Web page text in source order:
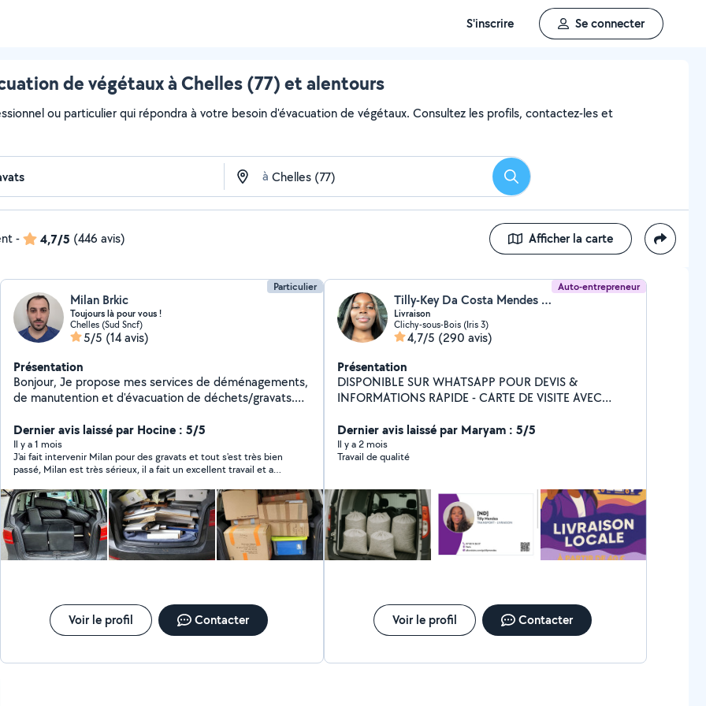
S'inscrire Se connecter
de végétaux à Chelles (77) et alentours
ou particulier qui répondra à votre besoin d'évacuation de végétaux. Consultez les profils, contactez-les et
à Rechercher
- 4,7/5 (446 avis) Afficher la carte
Particulier
Milan Brkic
Toujours là pour vous !
Chelles (Sud Sncf)
5/5 (14 avis)
Présentation
Bonjour, Je propose mes services de déménagements,
de manutention et d'évacuation de déchets/gravats.
se prends pas la tête, toujours à trouver une solution.
Disponible pour toute demande d'information.
Dernier avis laissé par Hocine : 5/5
Il y a 1 mois
J'ai fait intervenir Milan pour des gravats et tout s'est très bien
passé, Milan est très sérieux, il a fait un excellent travail et a
Voir le profil Contacter
Auto-entrepreneur
Tilly-Key Da Costa Mendes (TM TRANSPORT)
Livraison
Clichy-sous-Bois (Iris 3)
4,7/5 (290 avis)
Présentation
DISPONIBLE SUR WHATSAPP POUR DEVIS &
INFORMATIONS RAPIDE - CARTE DE VISITE AVEC
Professionnels avec une communication très réactif. Je
reste disponible à toutes questions et propositions.
Dernier avis laissé par Maryam : 5/5
Il y a 2 mois
Travail de qualité
Voir le profil Contacter